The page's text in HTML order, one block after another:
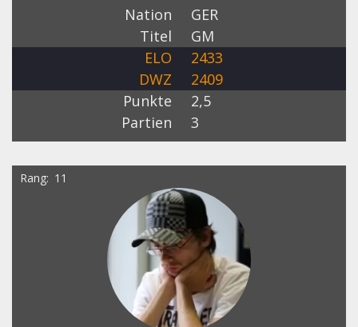
Nation
GER
Titel
GM
ELO
2433
DWZ
2409
Punkte
2,5
Partien
3
Rang 11